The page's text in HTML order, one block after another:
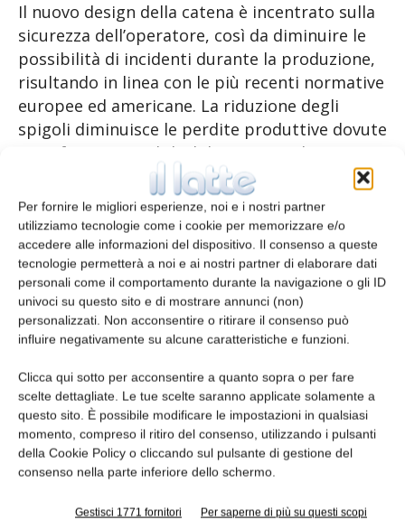
Per fornire le migliori esperienze, noi e i nostri partner
utilizziamo tecnologie come i cookie per memorizzare e/o
accedere alle informazioni del dispositivo. Il consenso a queste
tecnologie permetterà a noi e ai nostri partner di elaborare dati
personali come il comportamento durante la navigazione o gli ID
univoci su questo sito e di mostrare annunci (non)
personalizzati. Non acconsentire o ritirare il consenso può
influire negativamente su alcune caratteristiche e funzioni.
Clicca qui sotto per acconsentire a quanto sopra o per fare
scelte dettagliate. Le tue scelte saranno applicate solamente a
questo sito. È possibile modificare le impostazioni in qualsiasi
momento, compreso il ritiro del consenso, utilizzando i pulsanti
della Cookie Policy o cliccando sul pulsante di gestione del
consenso nella parte inferiore dello schermo.
Gestisci 1771 fornitori Per saperne di più su questi scopi
Il nuovo design della catena è incentrato sulla
sicurezza dell’operatore, così da diminuire le
possibilità di incidenti durante la produzione,
risultando in linea con le più recenti normative
europee ed americane. La riduzione degli
spigoli diminuisce le perdite produttive dovute
a confezioni instabili. Il design semplice e
l’essenzialità dei componenti che integrano la
linea riducono i tempi di pulizia e il rischio di
fenomeni di “cross contamination”.
TAGS nastro trasportatore
Articolo precedente